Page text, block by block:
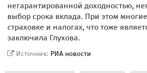
негарантированной доходностью,
выбор срока вклада. При этом
страховке и налогах, что тоже
заключила Глухова.
Источник: РИА новости